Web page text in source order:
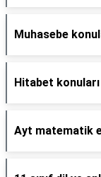
Muhasebe
Hitabet konuları
Ayt matematik